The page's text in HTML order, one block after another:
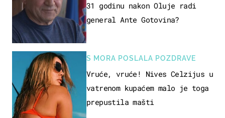
31 godinu nakon Oluje radi
general Ante Gotovina?
S MORA POSLALA POZDRAVE
Vruće, vruće! Nives Celzijus u
vatrenom kupaćem malo je toga
prepustila mašti